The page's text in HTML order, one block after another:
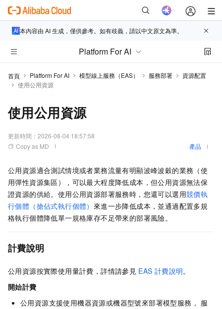
本內容由 AI 生成，僅供參考。如有歧義，請以中文原文為準。
Platform For AI
首頁 Platform For AI 模型線上服務（EAS） 服務部署
資源配置
使用公用資源
使用公用資源
更新時間： 2026-08-04 18:57:58
Copy as MD
產品
公用資源適合測試情境或者業務流量有明顯波峰波穀的業務（使
用彈性資源集區），可以最大程度降低成本，但公用資源無法保
證資源的供給。使用公用資源部署服務時，您還可以選用競價執
行個體（搶佔式執行個體） 來進一步降低成本，並通過配置多規
格執行個體降低單一規格庫存不足帶來的部署風險。
計費說明
公用資源按實際使用量計費，詳情請參見 EAS 計費說明。
開始計費
公用資源支援使用機器資源或機器型號來部署模型服務， 服